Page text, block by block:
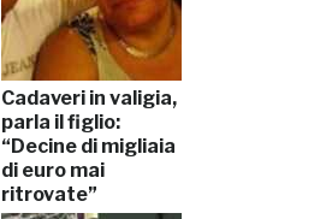
Cadaveri in valigia,
parla il figlio:
“Decine di migliaia
di euro mai
ritrovate”